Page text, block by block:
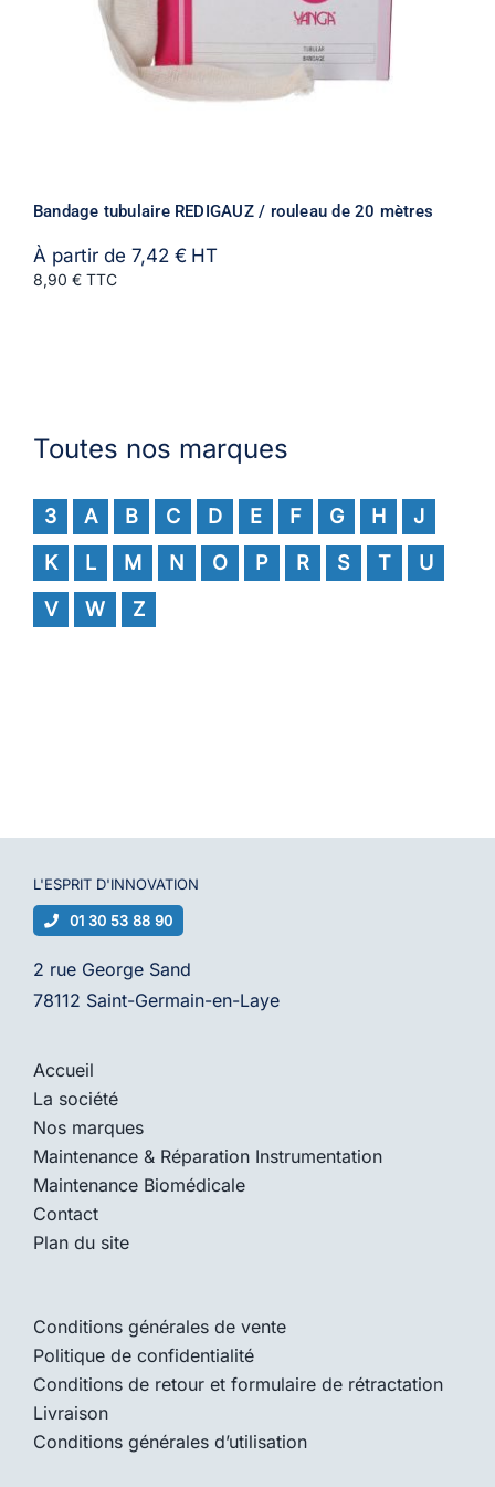
Bandage tubulaire REDIGAUZ / rouleau de 20 mètres
À partir de 7,42 € HT
8,90 € TTC
Toutes nos marques
3 A B C D E F G H
J
K
L M N O P R S T
U
V
W Z
L'ESPRIT D'INNOVATION
01 30 53 88 90
2 rue George Sand
78112 Saint-Germain-en-Laye
Accueil
La société
Nos marques
Maintenance & Réparation Instrumentation
Maintenance Biomédicale
Contact
Plan du site
Conditions générales de vente
Politique de confidentialité
Conditions de retour et formulaire de rétractation
Livraison
Conditions générales d’utilisation